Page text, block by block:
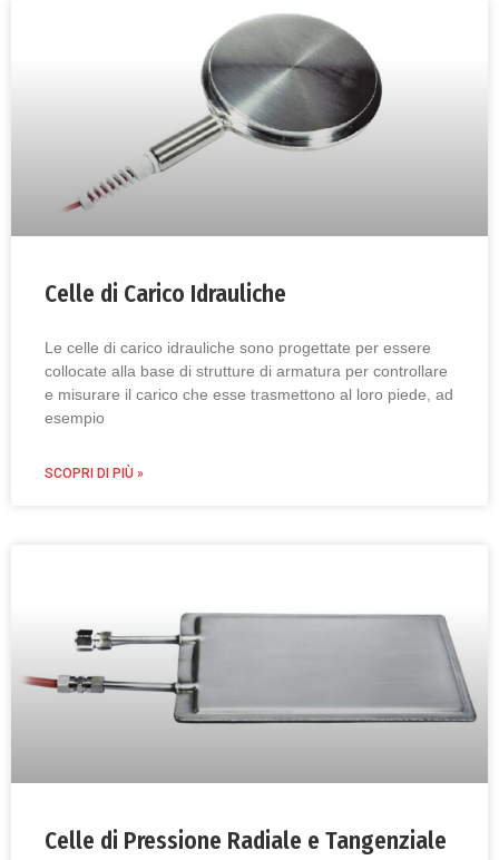
Celle di Carico Idrauliche
Le celle di carico idrauliche sono progettate per essere
collocate alla base di strutture di armatura per controllare
e misurare il carico che esse trasmettono al loro piede, ad
esempio
SCOPRI DI PIÙ »
Celle di Pressione Radiale e Tangenziale